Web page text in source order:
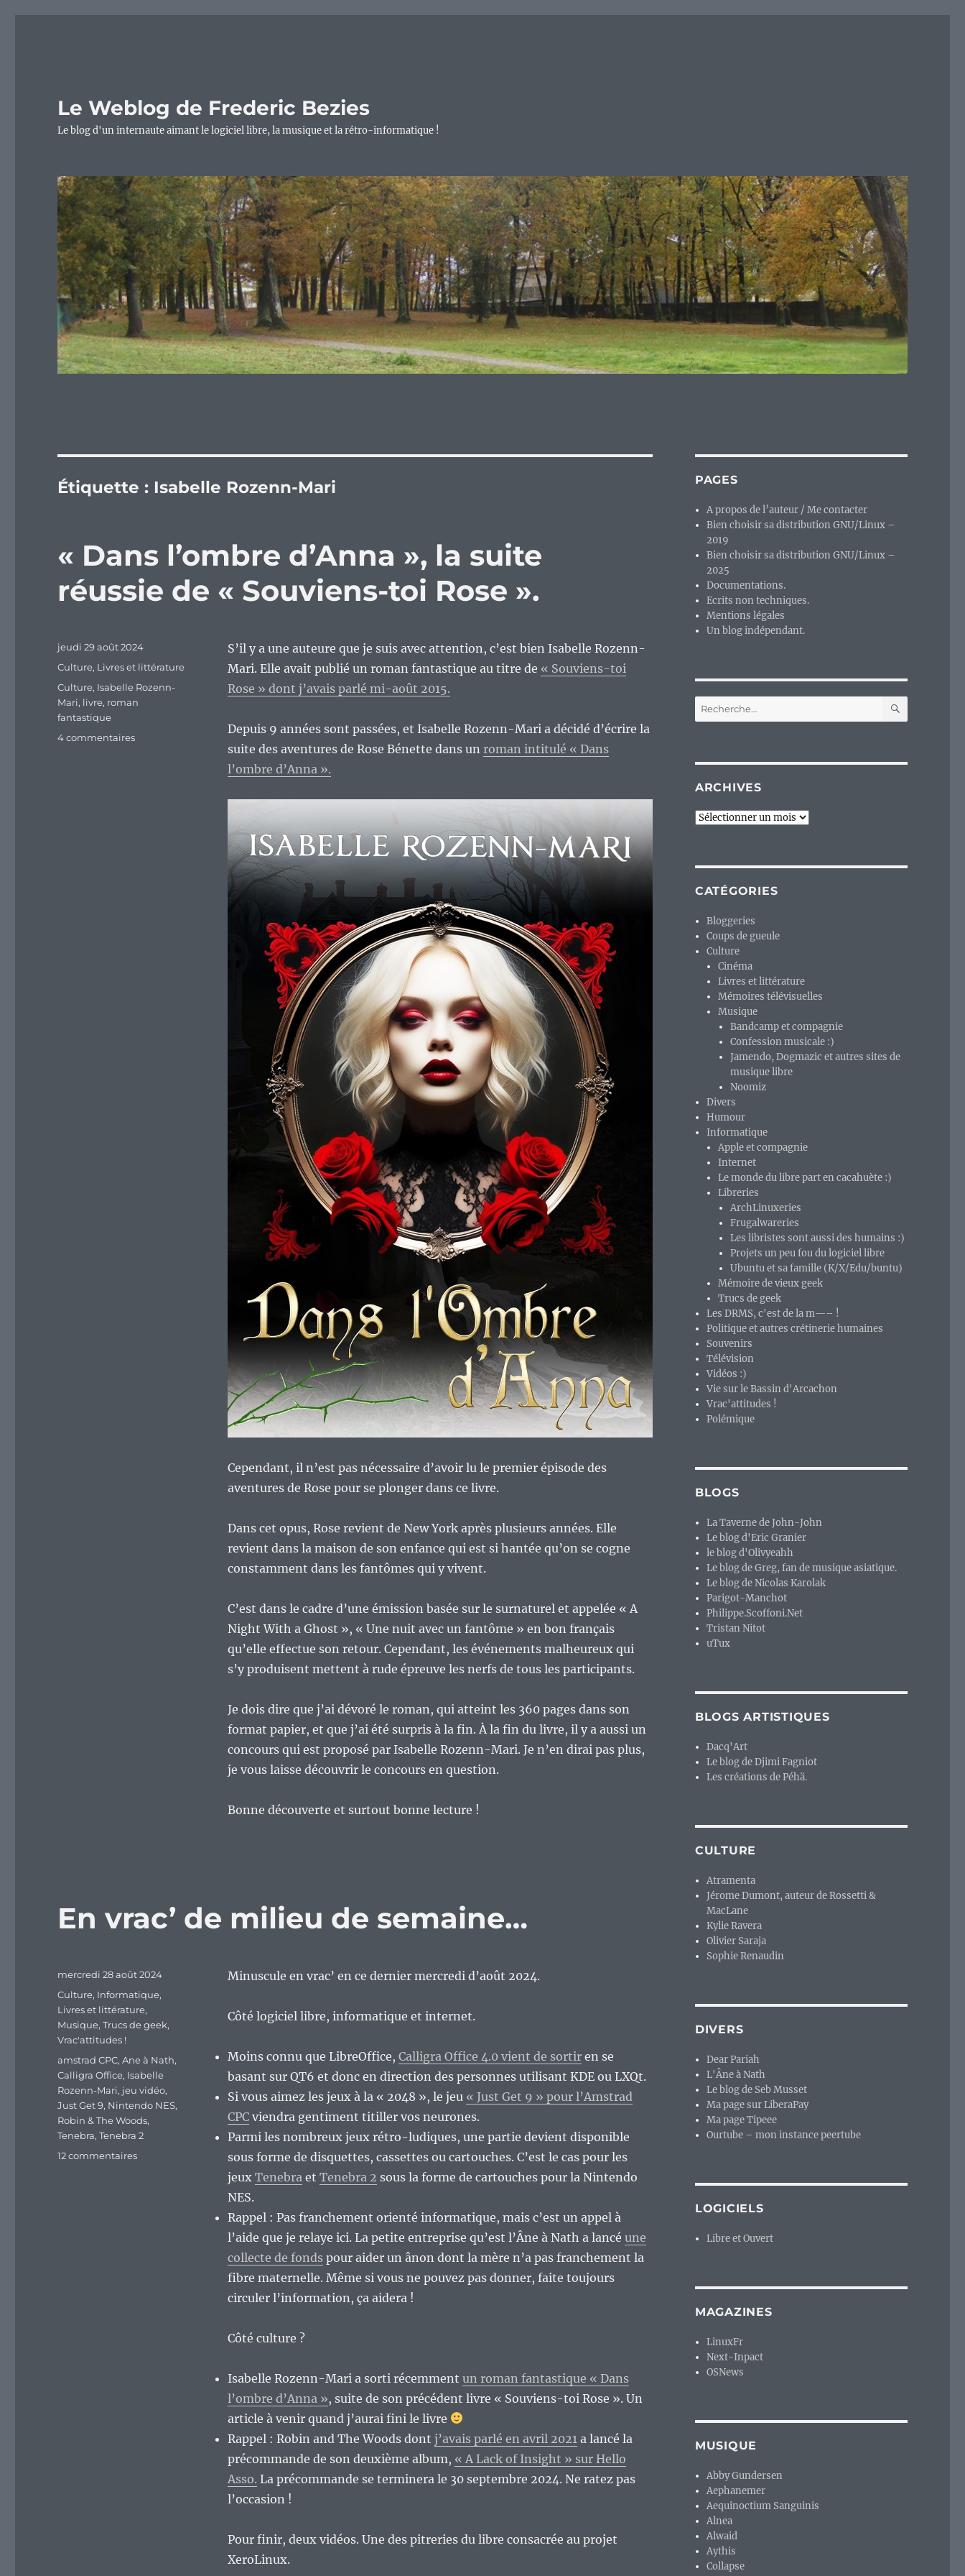
Le Weblog de Frederic Bezies
Le blog d'un internaute aimant le logiciel libre, la musique et la rétro-informatique !
Étiquette : Isabelle Rozenn-Mari
« Dans l’ombre d’Anna », la suite
réussie de « Souviens-toi Rose ».
S’il y a une auteure que je suis avec attention, c’est bien Isabelle Rozenn-
Mari. Elle avait publié un roman fantastique au titre de « Souviens-toi
Rose » dont j’avais parlé mi-août 2015.
Depuis 9 années sont passées, et Isabelle Rozenn-Mari a décidé d’écrire la
suite des aventures de Rose Bénette dans un roman intitulé « Dans
l’ombre d’Anna ».
Cependant, il n’est pas nécessaire d’avoir lu le premier épisode des
aventures de Rose pour se plonger dans ce livre.
Dans cet opus, Rose revient de New York après plusieurs années. Elle
revient dans la maison de son enfance qui est si hantée qu’on se cogne
constamment dans les fantômes qui y vivent.
C’est dans le cadre d’une émission basée sur le surnaturel et appelée « A
Night With a Ghost », « Une nuit avec un fantôme » en bon français
qu’elle effectue son retour. Cependant, les événements malheureux qui
s’y produisent mettent à rude épreuve les nerfs de tous les participants.
Je dois dire que j’ai dévoré le roman, qui atteint les 360 pages dans son
format papier, et que j’ai été surpris à la fin. À la fin du livre, il y a aussi un
concours qui est proposé par Isabelle Rozenn-Mari. Je n’en dirai pas plus,
je vous laisse découvrir le concours en question.
Bonne découverte et surtout bonne lecture !
Publié
jeudi 29 août 2024
Catégories
Culture, Livres et littérature
Étiquettes
Culture, Isabelle Rozenn-
Mari, livre, roman
fantastique
4 commentairessur
En vrac’ de milieu de semaine…
Minuscule en vrac’ en ce dernier mercredi d’août 2024.
Côté logiciel libre, informatique et internet.
Moins connu que LibreOffice, Calligra Office 4.0 vient de sortiren se
basant sur QT6 et donc en direction des personnes utilisant KDE ou LXQt.
Si vous aimez les jeux à la « 2048 », le jeu « Just Get 9 » pour l’Amstrad
CPCviendra gentiment titiller vos neurones.
Parmi les nombreux jeux rétro-ludiques, une partie devient disponible
sous forme de disquettes, cassettes ou cartouches. C’est le cas pour les
jeux Tenebra et Tenebra 2 sous la forme de cartouches pour la Nintendo
NES.
Rappel : Pas franchement orienté informatique, mais c’est un appel à
l’aide que je relaye ici. La petite entreprise qu’est l’Âne à Nath a lancé une
collecte de fondspour aider un ânon dont la mère n’a pas franchement la
fibre maternelle. Même si vous ne pouvez pas donner, faite toujours
circuler l’information, ça aidera !
Côté culture ?
Isabelle Rozenn-Mari a sorti récemment un roman fantastique « Dans
l’ombre d’Anna », suite de son précédent livre « Souviens-toi Rose ». Un
article à venir quand j’aurai fini le livre
Rappel : Robin and The Woods dont j’avais parlé en avril 2021 a lancé la
précommande de son deuxième album, « A Lack of Insight » sur Hello
Asso. La précommande se terminera le 30 septembre 2024. Ne ratez pas
l’occasion !
Pour finir, deux vidéos. Une des pitreries du libre consacrée au projet
XeroLinux.
Publié
mercredi 28 août 2024
Catégories
Culture, Informatique,
Livres et littérature,
Musique,Trucs de geek,
Vrac'attitudes !
Étiquettes
amstrad CPC,Ane à Nath,
Calligra Office, Isabelle
Rozenn-Mari, jeu vidéo,
Just Get 9, Nintendo NES,
Robin & The Woods,
Tenebra,Tenebra 2
12 commentairessur
PAGES
A propos de l’auteur / Me contacter
Bien choisir sa distribution GNU/Linux –
2019
Bien choisir sa distribution GNU/Linux –
2025
Documentations.
Ecrits non techniques.
Mentions légales
Un blog indépendant.
Recherche
pour :
ARCHIVES
Archives
CATÉGORIES
Bloggeries
Coups de gueule
Culture
Cinéma
Livres et littérature
Mémoires télévisuelles
Musique
Bandcamp et compagnie
Confession musicale :)
Jamendo, Dogmazic et autres sites de
musique libre
Noomiz
Divers
Humour
Informatique
Apple et compagnie
Internet
Le monde du libre part en cacahuète :)
Libreries
ArchLinuxeries
Frugalwareries
Les libristes sont aussi des humains :)
Projets un peu fou du logiciel libre
Ubuntu et sa famille (K/X/Edu/buntu)
Mémoire de vieux geek
Trucs de geek
Les DRMS, c'est de la m—– !
Politique et autres crétinerie humaines
Souvenirs
Télévision
Vidéos :)
Vie sur le Bassin d'Arcachon
Vrac'attitudes !
Polémique
BLOGS
La Taverne de John-John
Le blog d'Eric Granier
le blog d'Olivyeahh
Le blog de Greg, fan de musique asiatique.
Le blog de Nicolas Karolak
Parigot-Manchot
Philippe.Scoffoni.Net
Tristan Nitot
uTux
BLOGS ARTISTIQUES
Dacq'Art
Le blog de Djimi Fagniot
Les créations de Péhä.
CULTURE
Atramenta
Jérome Dumont, auteur de Rossetti &
MacLane
Kylie Ravera
Olivier Saraja
Sophie Renaudin
DIVERS
Dear Pariah
L'Âne à Nath
Le blog de Seb Musset
Ma page sur LiberaPay
Ma page Tipeee
Ourtube – mon instance peertube
LOGICIELS
Libre et Ouvert
MAGAZINES
LinuxFr
Next-Inpact
OSNews
MUSIQUE
Abby Gundersen
Aephanemer
Aequinoctium Sanguinis
Alnea
Alwaid
Aythis
Collapse